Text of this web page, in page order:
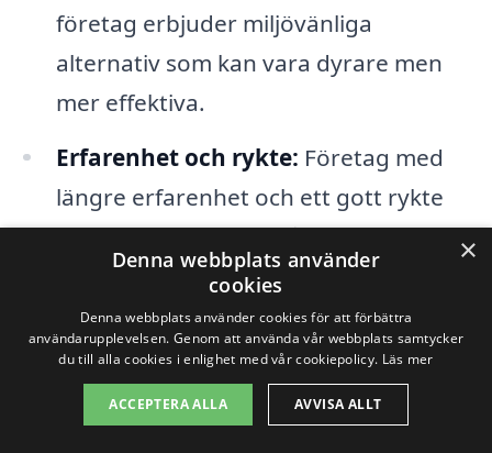
företag erbjuder miljövänliga
alternativ som kan vara dyrare men
mer effektiva.
Erfarenhet och rykte: Företag med
längre erfarenhet och ett gott rykte
kan ha högre priser på grund av den
kvalitet och service de erbjuder.
Genom att jämföra erbjudanden från
olika företag kan du hitta det bästa
alternativet förindustristädning i
×
Denna webbplats använder
cookies
Denna webbplats använder cookies för att förbättra
användarupplevelsen. Genom att använda vår webbplats samtycker
du till alla cookies i enlighet med vår cookiepolicy. Läs mer
ACCEPTERA ALLA AVVISA ALLT